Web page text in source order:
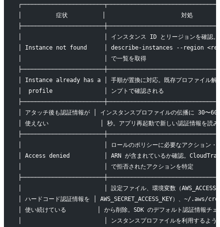
│          症状          │                      対処
│                        │ インスタンス ID とリージョンを確認
│ Instance not found     │ describe-instances --region
│                        │ で一覧を取得
│ Instance already has a │ 手順が置換に対応。既存プロファイル解
│  profile               │ ンプトで確認される
│ アタッチ後も認証情報が │ インスタンスプロファイルの伝播に 30
│ 使えない               │ 秒。アプリ再起動で新しい認証情報を読み
│                        │ ロールのポリシーに必要なアクション・
│ Access denied          │ ARN が含まれているか確認。
│                        │ で拒否されたアクションを特定
│                        │ 設定ファイル、環境変数（
│ ハードコード認証情報を │ AWS_SECRET_ACCESS_KEY）、~/
│ 使い続けている         │ から削除。SDK のデフォルト認証情報チェ
│                        │ ンスタンスプロファイルを利用するよう